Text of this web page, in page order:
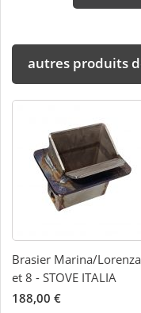
autres produits
Brasier Marina/
et 8 - STOVE ITALIA
188,00 €